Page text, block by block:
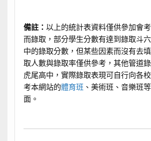
備註： 以上的統計表資料僅供參加會
而錄取，部分學生分數有達到錄取斗
中的錄取分數，但某些因素而沒有去
取人數與錄取率僅供參考，其他管道
虎尾高中，實際錄取表現可自行向各
考本網站的體育班、美術班、音樂班
面。